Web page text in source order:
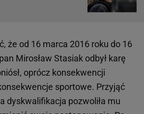
że od 16 marca 2016 roku do 16
Mirosław Stasiak odbył karę
oprócz konsekwencji
sportowe. Przyjąć
dyskwalifikacja pozwoliła mu